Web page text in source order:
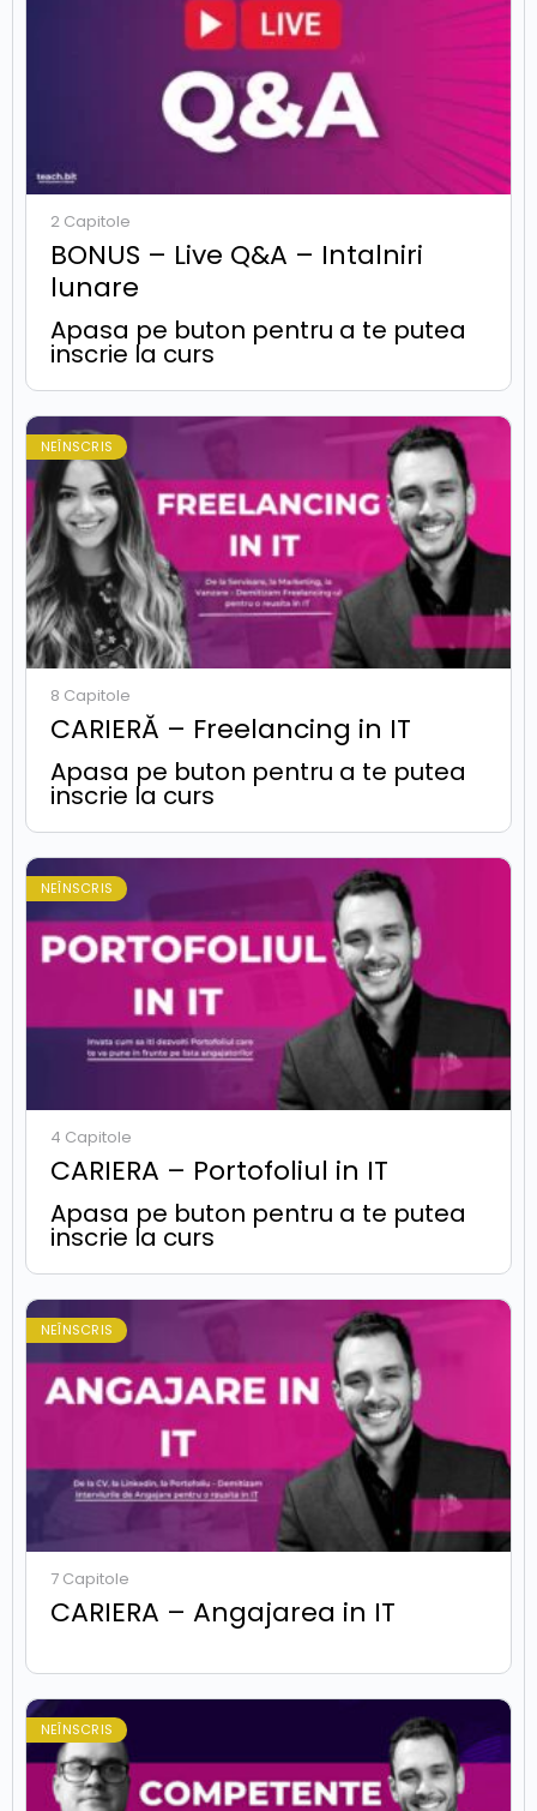
2 Capitole
BONUS – Live Q&A – Intalniri
lunare
Apasa pe buton pentru a te putea
inscrie la curs
NEÎNSCRIS
8 Capitole
CARIERĂ – Freelancing in IT
Apasa pe buton pentru a te putea
inscrie la curs
NEÎNSCRIS
4 Capitole
CARIERA – Portofoliul in IT
Apasa pe buton pentru a te putea
inscrie la curs
NEÎNSCRIS
7 Capitole
CARIERA – Angajarea in IT
NEÎNSCRIS